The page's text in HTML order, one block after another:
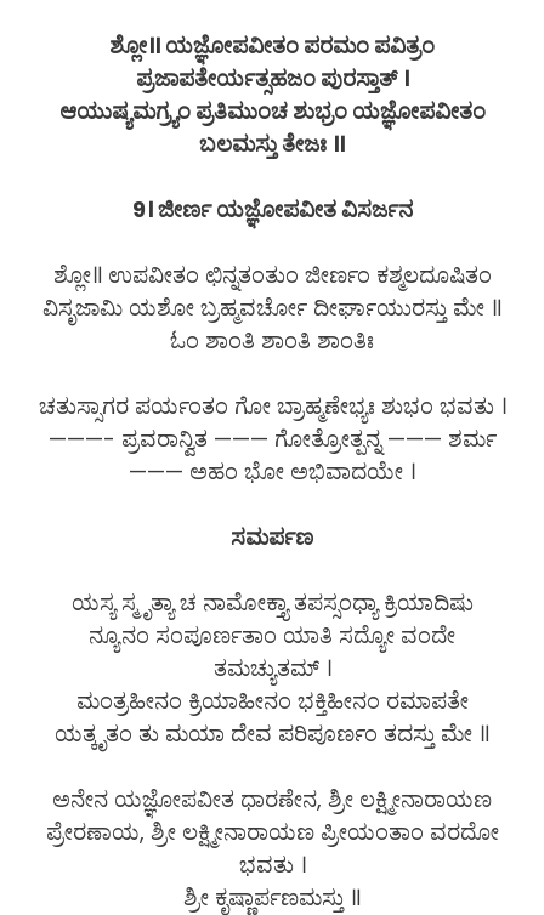
ಶ್ಲೋ॥ ಯಜ್ಞೋಪವೀತಂ ಪರಮಂ ಪವಿತ್ರಂ
ಪ್ರಜಾಪತೇರ್ಯತ್ಸಹಜಂ ಪುರಸ್ತಾತ್ ।
ಆಯುಷ್ಯಮಗ್ರ್ಯಂ ಪ್ರತಿಮುಂಚ ಶುಭ್ರಂ ಯಜ್ಞೋಪವೀತಂ
ಬಲಮಸ್ತು ತೇಜಃ ॥
9। ಜೀರ್ಣ ಯಜ್ಞೋಪವೀತ ವಿಸರ್ಜನ
ಶ್ಲೋ॥ ಉಪವೀತಂ ಛಿನ್ನತಂತುಂ ಜೀರ್ಣಂ ಕಶ್ಮಲದೂಷಿತಂ
ವಿಸೃಜಾಮಿ ಯಶೋ ಬ್ರಹ್ಮವರ್ಚೋ ದೀರ್ಘಾಯುರಸ್ತು ಮೇ ॥
ಓಂ ಶಾಂತಿ ಶಾಂತಿ ಶಾಂತಿಃ
ಚತುಸ್ಸಾಗರ ಪರ್ಯಂತಂ ಗೋ ಬ್ರಾಹ್ಮಣೇಭ್ಯಃ ಶುಭಂ ಭವತು ।
———- ಪ್ರವರಾನ್ವಿತ ——— ಗೋತ್ರೋತ್ಪನ್ನ ——— ಶರ್ಮ
——— ಅಹಂ ಭೋ ಅಭಿವಾದಯೇ ।
ಸಮರ್ಪಣ
ಯಸ್ಯ ಸ್ಮೃತ್ಯಾ ಚ ನಾಮೋಕ್ತ್ಯಾ ತಪಸ್ಸಂಧ್ಯಾ ಕ್ರಿಯಾದಿಷು
ನ್ಯೂನಂ ಸಂಪೂರ್ಣತಾಂ ಯಾತಿ ಸದ್ಯೋ ವಂದೇ
ತಮಚ್ಯುತಮ್ ।
ಮಂತ್ರಹೀನಂ ಕ್ರಿಯಾಹೀನಂ ಭಕ್ತಿಹೀನಂ ರಮಾಪತೇ
ಯತ್ಕೃತಂ ತು ಮಯಾ ದೇವ ಪರಿಪೂರ್ಣಂ ತದಸ್ತು ಮೇ ॥
ಅನೇನ ಯಜ್ಞೋಪವೀತ ಧಾರಣೇನ, ಶ್ರೀ ಲಕ್ಷ್ಮೀನಾರಾಯಣ
ಪ್ರೇರಣಾಯ, ಶ್ರೀ ಲಕ್ಷ್ಮೀನಾರಾಯಣ ಪ್ರೀಯಂತಾಂ ವರದೋ
ಭವತು ।
ಶ್ರೀ ಕೃಷ್ಣಾರ್ಪಣಮಸ್ತು ॥